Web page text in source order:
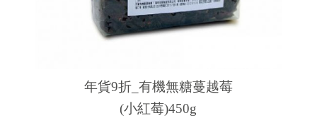
年貨9折_有機無糖蔓越莓
(小紅莓)450g